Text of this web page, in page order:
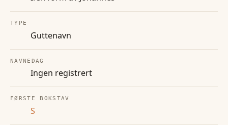
TYPE
Guttenavn
NAVNEDAG
Ingen registrert
FØRSTE BOKSTAV
S